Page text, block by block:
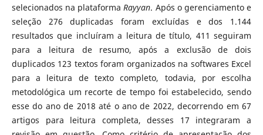
selecionados na plataformaRayyan. Após o gerenciamento e
seleção 276 duplicadas foram excluídas e dos 1.144
resultados que incluíram a leitura de título, 411 seguiram
para a leitura de resumo, após a exclusão de dois
duplicados 123 textos foram organizados na softwares Excel
para a leitura de texto completo, todavia, por escolha
metodológica um recorte de tempo foi estabelecido, sendo
esse do ano de 2018 até o ano de 2022, decorrendo em 67
artigos para leitura completa, desses 17 integraram a